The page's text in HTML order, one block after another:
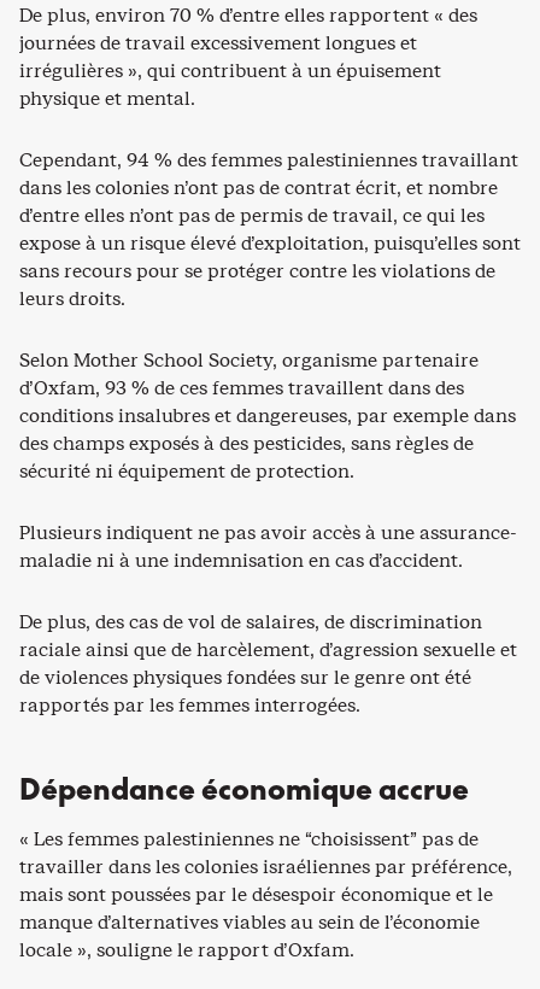
De plus, environ 70 % d’entre elles rapportent « des
journées de travail excessivement longues et
irrégulières », qui contribuent à un épuisement
physique et mental.
Cependant, 94 % des femmes palestiniennes travaillant
dans les colonies n’ont pas de contrat écrit, et nombre
d’entre elles n’ont pas de permis de travail, ce qui les
expose à un risque élevé d’exploitation, puisqu’elles sont
sans recours pour se protéger contre les violations de
leurs droits.
Selon Mother School Society, organisme partenaire
d’Oxfam, 93 % de ces femmes travaillent dans des
conditions insalubres et dangereuses, par exemple dans
des champs exposés à des pesticides, sans règles de
sécurité ni équipement de protection.
Plusieurs indiquent ne pas avoir accès à une assurance-
maladie ni à une indemnisation en cas d’accident.
De plus, des cas de vol de salaires, de discrimination
raciale ainsi que de harcèlement, d’agression sexuelle et
de violences physiques fondées sur le genre ont été
rapportés par les femmes interrogées.
Dépendance économique accrue
« Les femmes palestiniennes ne “choisissent” pas de
travailler dans les colonies israéliennes par préférence,
mais sont poussées par le désespoir économique et le
manque d’alternatives viables au sein de l’économie
locale », souligne le rapport d’Oxfam.